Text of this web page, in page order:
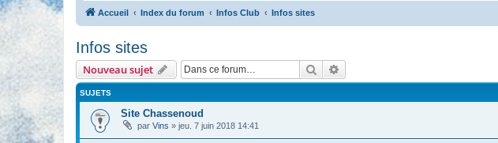
Accueil Index du forum Infos Club Infos sites
Infos sites
Nouveau sujet Rechercher
SUJETS
Site Chassenoud
par Vins » jeu. 7 juin 2018 14:41